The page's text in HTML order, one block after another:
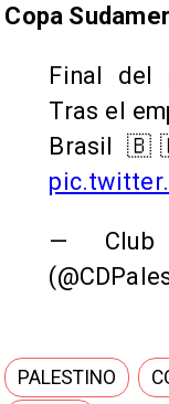
Copa
Final del
Tras el
Brasil
— Club
PALESTINO